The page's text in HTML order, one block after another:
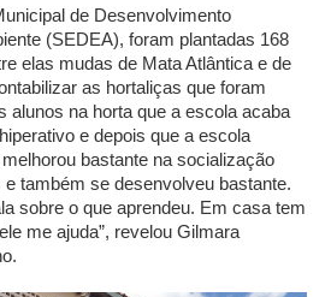
de Desenvolvimento
(SEDEA), foram plantadas 168
elas mudas de Mata Atlântica e de
as hortaliças que foram
alunos na horta que a escola acaba
e depois que a escola
bastante na socialização
também se desenvolveu bastante.
sobre o que aprendeu. Em casa tem
me ajuda”, revelou Gilmara